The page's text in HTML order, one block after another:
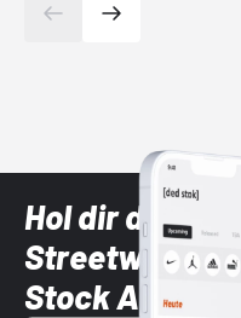
Hol dir die
Streetwear-
Stock App